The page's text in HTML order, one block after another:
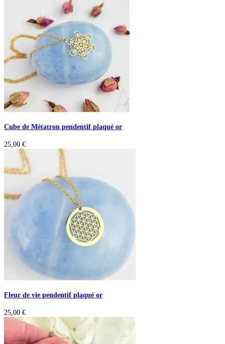
Cube de Métatron pendentif plaqué or
25,00 €
Fleur de vie pendentif plaqué or
25,00 €